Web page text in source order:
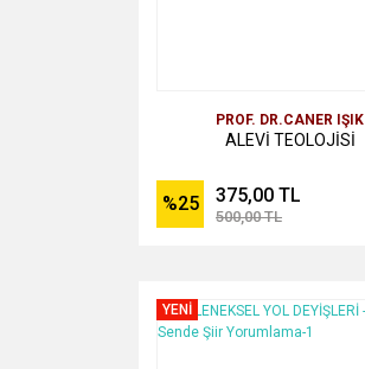
PROF. DR.CANER IŞIK
ALEVİ TEOLOJİSİ
%25 375,00 TL
500,00 TL
YENİ